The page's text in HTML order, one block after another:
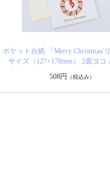
ポケット台紙 『Merry Christmas/
サイズ（127×178mm） 2面ヨコ
508円
（税込み）